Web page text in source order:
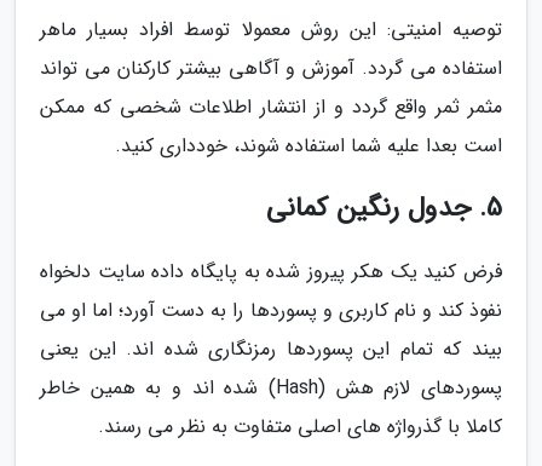
توصیه امنیتی: این روش معمولا توسط افراد بسیار ماهر
استفاده می گردد. آموزش و آگاهی بیشتر کارکنان می تواند
مثمر ثمر واقع گردد و از انتشار اطلاعات شخصی که ممکن
است بعدا علیه شما استفاده شوند، خودداری کنید.
5. جدول رنگین کمانی
فرض کنید یک هکر پیروز شده به پایگاه داده سایت دلخواه
نفوذ کند و نام کاربری و پسوردها را به دست آورد؛ اما او می
بیند که تمام این پسوردها رمزنگاری شده اند. این یعنی
پسوردهای لازم هش (Hash) شده اند و به همین خاطر
کاملا با گذرواژه های اصلی متفاوت به نظر می رسند.